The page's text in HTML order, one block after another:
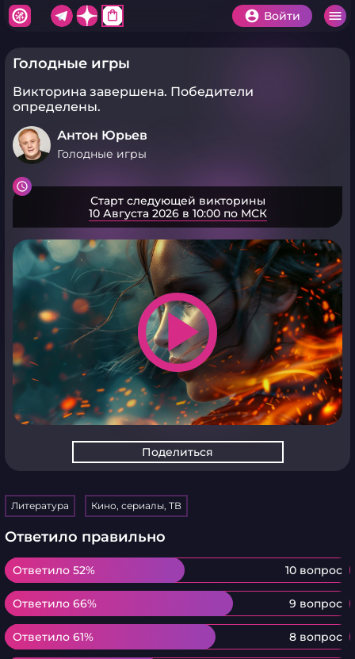
shopping_bag Войти
Голодные игры
Викторина завершена. Победители
определены.
Антон Юрьев
Голодные игры
Старт следующей викторины
10 Августа 2026 в 10:00 по МСК
play_arrow
Поделиться
Литература Кино, сериалы, ТВ
Ответило правильно
Ответило 52% 10 вопрос
Ответило 52%
Ответило 66% 9 вопрос
Ответило 66%
Ответило 61% 8 вопрос
Ответило 61%